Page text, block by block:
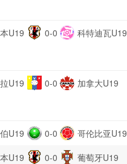
U19 0-0 科特迪瓦U19
U19 0-0 加拿大U19
U19 0-0 哥伦比亚U19
U19 0-0 葡萄牙U19